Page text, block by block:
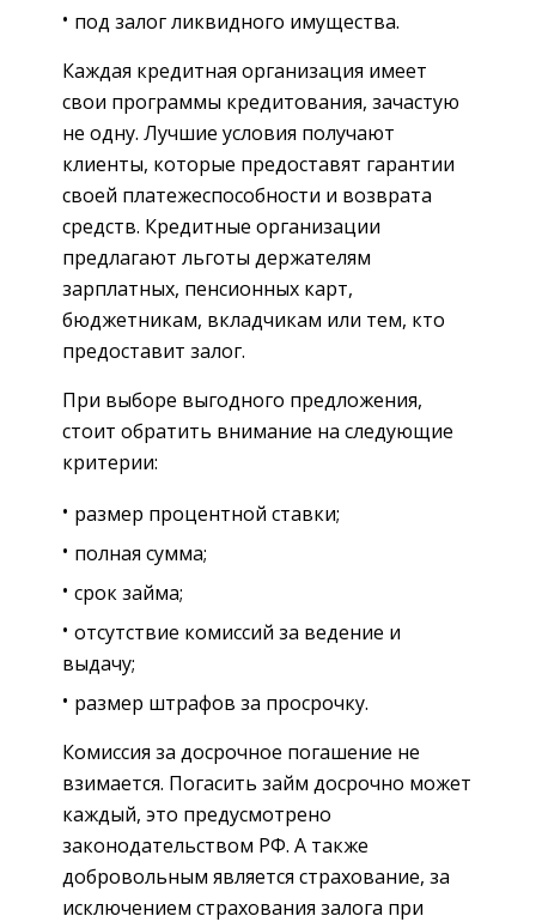
под залог ликвидного имущества.
Каждая кредитная организация имеет
свои программы кредитования, зачастую
не одну. Лучшие условия получают
клиенты, которые предоставят гарантии
своей платежеспособности и возврата
средств. Кредитные организации
предлагают льготы держателям
зарплатных, пенсионных карт,
бюджетникам, вкладчикам или тем, кто
предоставит залог.
При выборе выгодного предложения,
стоит обратить внимание на следующие
критерии:
размер процентной ставки;
полная сумма;
срок займа;
отсутствие комиссий за ведение и
выдачу;
размер штрафов за просрочку.
Комиссия за досрочное погашение не
взимается. Погасить займ досрочно может
каждый, это предусмотрено
законодательством РФ. А также
добровольным является страхование, за
исключением страхования залога при